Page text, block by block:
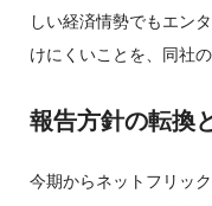
しい経済情勢でもエン
けにくいことを、同社
報告方針の転換
今期からネットフリッ